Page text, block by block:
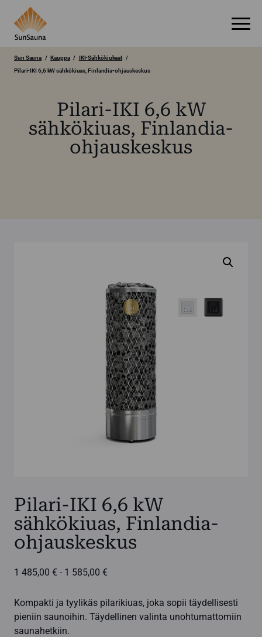
Pilari-IKI 6,6 kW
sähkökiuas, Finlandia-
ohjauskeskus
Sun Sauna Kauppa
IKI-Sähkökiukaat
Pilari-IKI 6,6 kW sähkökiuas, Finlandia-ohjauskeskus
Pilari-IKI 6,6 kW
sähkökiuas, Finlandia-
ohjauskeskus
1 485,00 € - 1 585,00 €
485,00 €
-
Kompakti ja tyylikäs pilarikiuas, joka sopii täydellisesti
pieniin saunoihin. Täydellinen valinta unohtumattomiin
saunahetkiin.